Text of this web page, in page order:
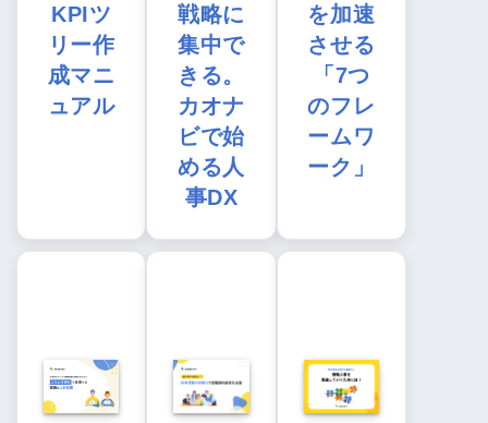
KPIツ
リー作
成マニ
ュアル
戦略に
集中で
きる。
カオナ
ビで始
める人
事DX
を加速
させる
「7つ
のフレ
ームワ
ーク」